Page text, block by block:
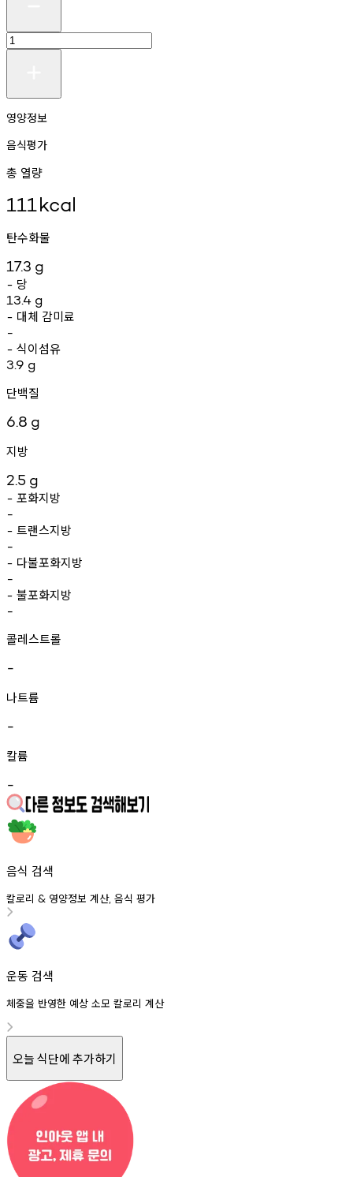
영양정보
음식평가
총 열량
111kcal
탄수화물
17.3 g
- 당
13.4 g
- 대체 감미료
-
- 식이섬유
3.9 g
단백질
6.8 g
지방
2.5 g
- 포화지방
-
- 트랜스지방
-
- 다불포화지방
-
- 불포화지방
-
콜레스트롤
-
나트륨
-
칼륨
-
음식 검색
칼로리 & 영양정보 계산, 음식 평가
운동 검색
체중을 반영한 예상 소모 칼로리 계산
오늘 식단에 추가하기